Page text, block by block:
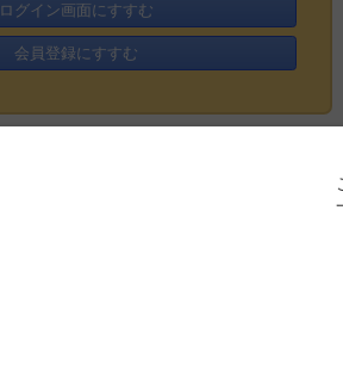
ログイン画面にすすむ
会員登録にすすむ